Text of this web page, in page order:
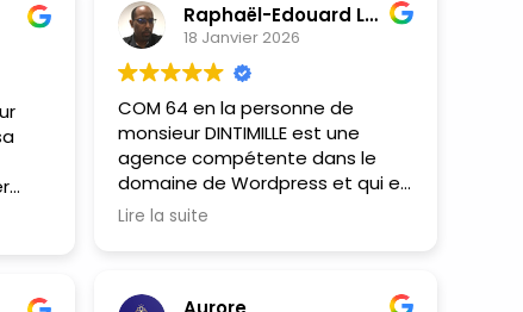
en
!
Aujourd’hui, je peux créer un site
complet seul grâce à toutes les
bonnes explications de Cédric.
Comme on dit, tout a une fin,
mais juste pour continuer à
apprendre et échanger avec lui,
il y a de grandes chances que je
reprenne un accompagnement
Raphaël-Edouard LAURENCE
18 Janvier 2026
COM 64 en la personne de
monsieur DINTIMILLE est une
agence compétente dans le
domaine de Wordpress et qui en
sa qualité d'expert permet un
Lire la suite